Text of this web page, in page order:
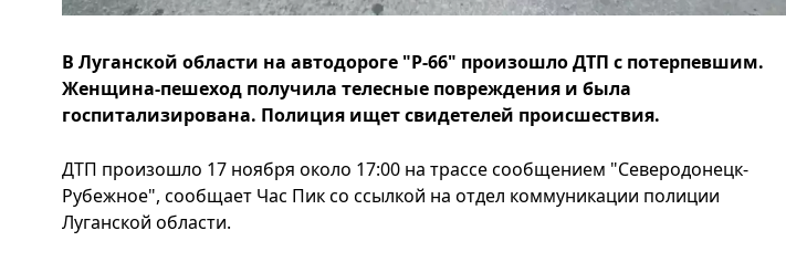
В Луганской области на автодороге "Р-66" произошло ДТП с потерпевшим.
Женщина-пешеход получила телесные повреждения и была
госпитализирована. Полиция ищет свидетелей происшествия.
ДТП произошло 17 ноября около 17:00 на трассе сообщением "Северодонецк-
Рубежное", сообщает Час Пик со ссылкой на отдел коммуникации полиции
Луганской области.